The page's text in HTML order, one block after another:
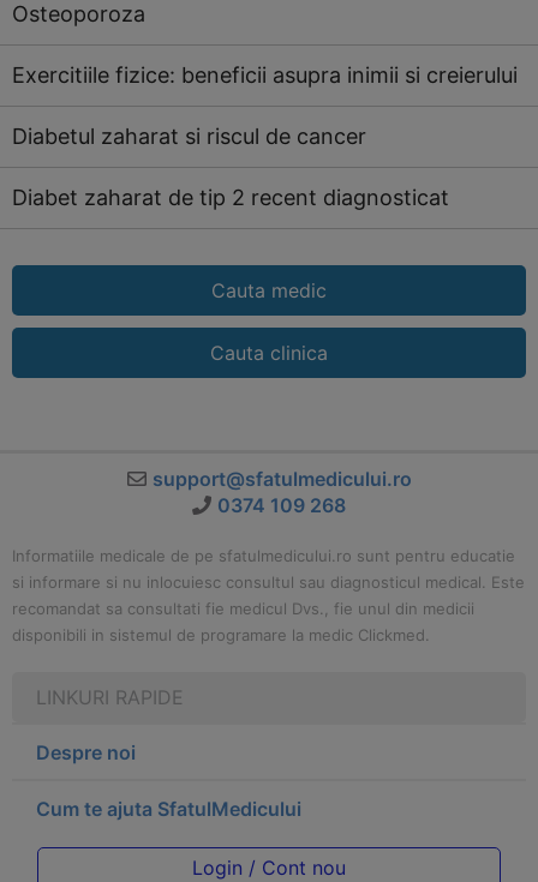
Osteoporoza
Exercitiile fizice: beneficii asupra inimii si creierului
Diabetul zaharat si riscul de cancer
Diabet zaharat de tip 2 recent diagnosticat
Cauta medic
Cauta clinica
support@sfatulmedicului.ro
0374 109 268
Informatiile medicale de pe sfatulmedicului.ro sunt pentru educatie
si informare si nu inlocuiesc consultul sau diagnosticul medical. Este
recomandat sa consultati fie medicul Dvs., fie unul din medicii
disponibili in sistemul de programare la medic Clickmed.
LINKURI RAPIDE
Despre noi
Cum te ajuta SfatulMedicului
Login / Cont nou